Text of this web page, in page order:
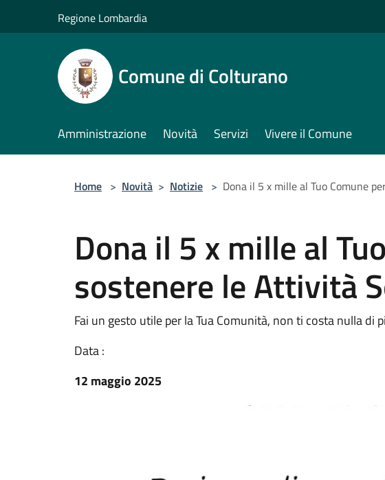
Regione Lombardia
Comune di Colturano
Amministrazione Novità Servizi Vivere il Comune
Home > Novità > Notizie > Dona il 5 x mille al Tuo Comune
Dona il 5 x mille al
sostenere le Attività
Fai un gesto utile per la Tua Comunità, non ti costa nulla di
Data :
12 maggio 2025